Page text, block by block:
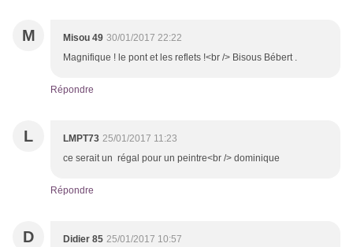
M Misou 49 30/01/2017 22:22
Magnifique ! le pont et les reflets !<br /> Bisous Bébert .
Répondre
L LMPT73 25/01/2017 11:23
ce serait un régal pour un peintre<br /> dominique
Répondre
D Didier 85 25/01/2017 10:57